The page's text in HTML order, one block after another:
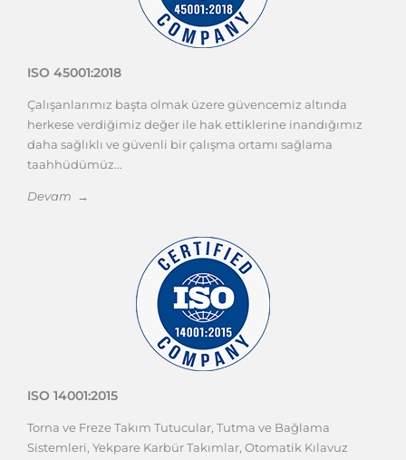
herkese verdiğimiz değer ile hak ettiklerine inandığımız
daha sağlıklı ve güvenli bir çalışma ortamı sağlama
taahhüdümüz...
Sistemleri, Yekpare Karbür Takımlar, Otomatik Kılavuz
Çekme Makinesi ve bazı kalıp aksesuarları alanlarında